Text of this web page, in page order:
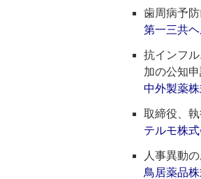
歯周病予
第一三共
抗インフ
加の公知
中外製薬
取締役、
テルモ株
人事異動
鳥居薬品